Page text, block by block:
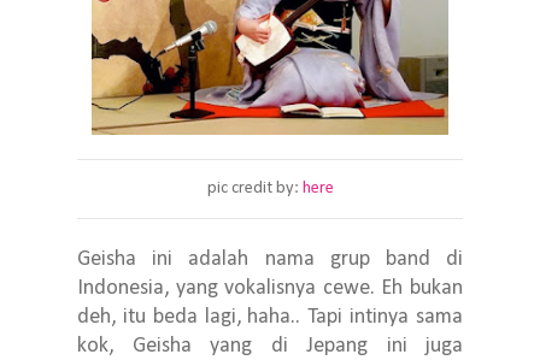
pic credit by: here
Geisha ini adalah nama grup band di
Indonesia, yang vokalisnya cewe. Eh bukan
deh, itu beda lagi, haha.. Tapi intinya sama
kok, Geisha yang di Jepang ini juga